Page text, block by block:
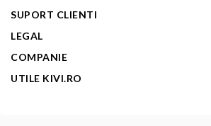
SUPORT CLIENTI
LEGAL
COMPANIE
UTILE KIVI.RO